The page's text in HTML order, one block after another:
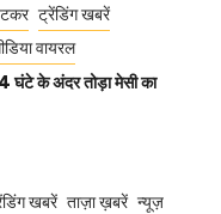
ट्रेंडिंग खबरें
वायरल
घंटे के अंदर तोड़ा मेसी का
खबरें ताज़ा ख़बरें न्यूज़